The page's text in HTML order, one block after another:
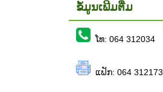
ຂໍ້ມູນເພີມຕື່ມ
ໂທ: 064 312034
ແຟັກ: 064 312173